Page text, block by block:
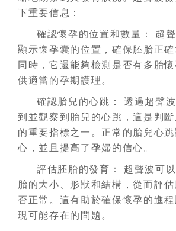
下重要信息：
確認懷孕的位置和數量： 超
顯示懷孕囊的位置，確保胚胎正確
同時，它還能夠檢測是否有多胎
供適當的孕期護理。
確認胎兒的心跳： 透過超聲
到並觀察到胎兒的心跳，這是判
的重要指標之一。正常的胎兒心
心，並且提高了孕婦的信心。
評估胚胎的發育： 超聲波可
胎的大小、形狀和結構，從而評
否正常。這有助於確保懷孕的進
現可能存在的問題。